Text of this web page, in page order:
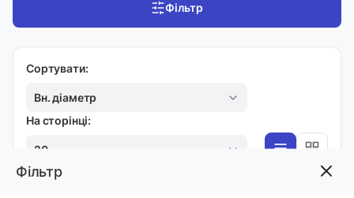
Фільтр
Фільтр
Сортувати:
Вн. діаметр
На сторінці:
20